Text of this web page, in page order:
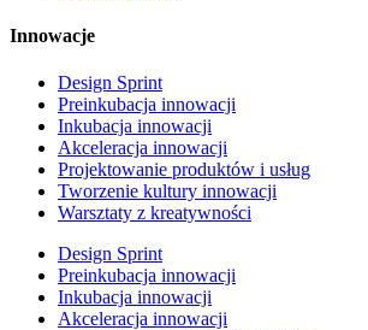
Innowacje
Design Sprint
Preinkubacja innowacji
Inkubacja innowacji
Akceleracja innowacji
Projektowanie produktów i usług
Tworzenie kultury innowacji
Warsztaty z kreatywności
Design Sprint
Preinkubacja innowacji
Inkubacja innowacji
Akceleracja innowacji